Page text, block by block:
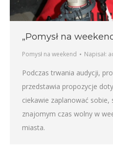
„Pomysł na
Pomysł na weekend Napisał:
Podczas trwania audycji,
przedstawia propozycje
ciekawie zaplanować
znajomym czas wolny w
miasta.